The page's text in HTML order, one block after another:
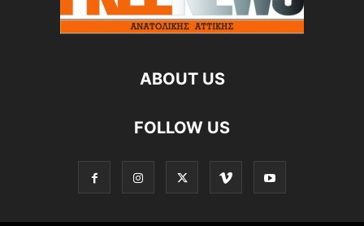
ABOUT US
FOLLOW US